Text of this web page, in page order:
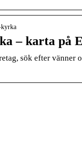
kyrka
– karta på
sök efter vänner